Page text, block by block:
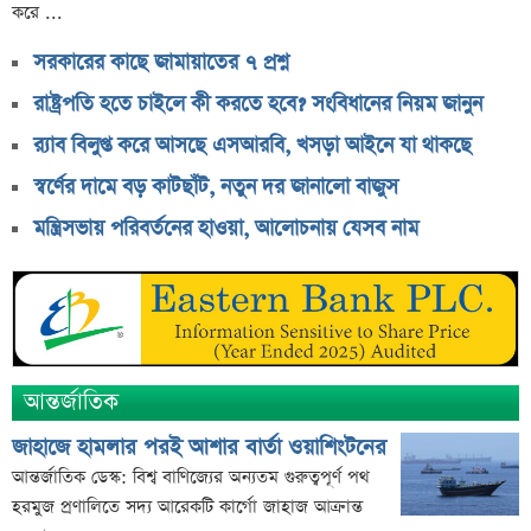
৭৫ হাজার ২৮৩ শেয়ার মনোনীত উত্তরাধিকারীর নামে
আস্থা থাকলেও বাজারে অস্থিরতা, তদারকি বাড়ানোর পরামর্শ
০৬ আগস্ট লেনদেনের শীর্ষ ১০ শেয়ার
০৬ আগস্ট দর পতনের শীর্ষ ১০ শেয়ার
০৬ আগস্ট দর বৃদ্ধির শীর্ষ ১০ শেয়ার
দেশি ৫ মাছে মিলল মাইক্রোপ্লাস্টিক!
শেয়ার দাম অস্বাভাবিক বাড়ায় ডিএসইর সতর্কবার্তা
প্রায় ২ কোটি শেয়ার বিক্রির ঘোষণা
উৎপাদন বন্ধের কারণ জানালো এস আলম কোল্ড রোল্ড স্টিল
ইউরোপে কার্যক্রম সম্প্রসারণে পর্তুগালে প্রথম চালান রপ্তানি
রেনাটার
করে ...
সরকারের কাছে জামায়াতের ৭ প্রশ্ন
রাষ্ট্রপতি হতে চাইলে কী করতে হবে? সংবিধানের নিয়ম জানুন
র‌্যাব বিলুপ্ত করে আসছে এসআরবি, খসড়া আইনে যা থাকছে
স্বর্ণের দামে বড় কাটছাঁট, নতুন দর জানালো বাজুস
মন্ত্রিসভায় পরিবর্তনের হাওয়া, আলোচনায় যেসব নাম
আন্তর্জাতিক
জাহাজে হামলার পরই আশার বার্তা ওয়াশিংটনের
আন্তর্জাতিক ডেস্ক: বিশ্ব বাণিজ্যের অন্যতম গুরুত্বপূর্ণ পথ
হরমুজ প্রণালিতে সদ্য আরেকটি কার্গো জাহাজ আক্রান্ত